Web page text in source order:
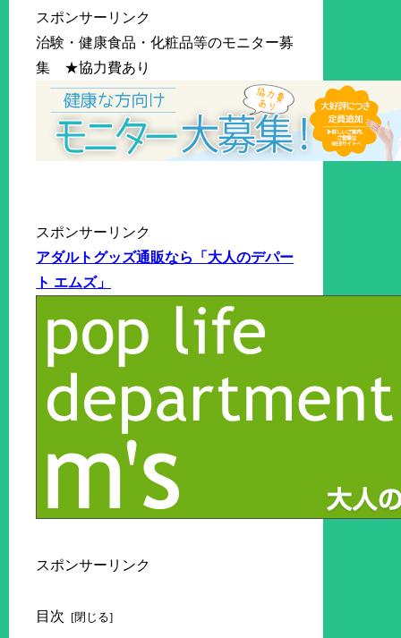
スポンサーリンク
治験・健康食品・化粧品等のモニター募
集 ★協力費あり
スポンサーリンク
アダルトグッズ通販なら「大人のデパー
ト エムズ」
スポンサーリンク
目次